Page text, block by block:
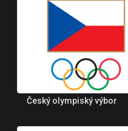
Český olympiský výbor